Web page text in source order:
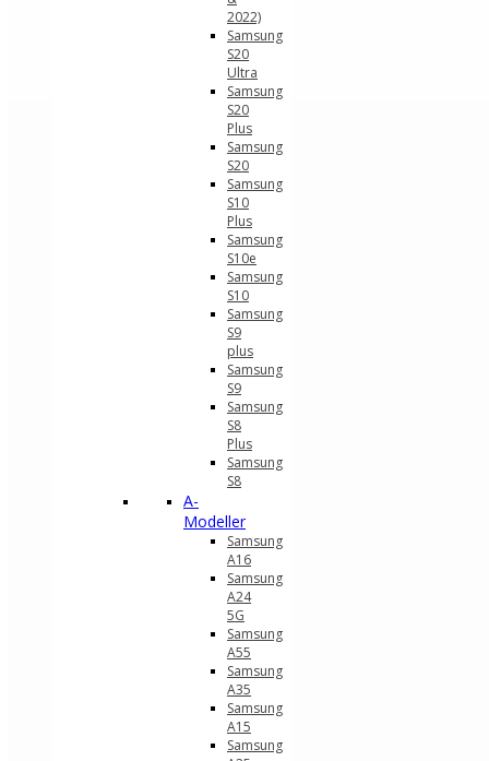
2022)
Samsung
S20
Ultra
Samsung
S20
Plus
Samsung
S20
Samsung
S10
Plus
Samsung
S10e
Samsung
S10
Samsung
S9
plus
Samsung
S9
Samsung
S8
Plus
Samsung
S8
A-
Modeller
Samsung
A16
Samsung
A24
5G
Samsung
A55
Samsung
A35
Samsung
A15
Samsung